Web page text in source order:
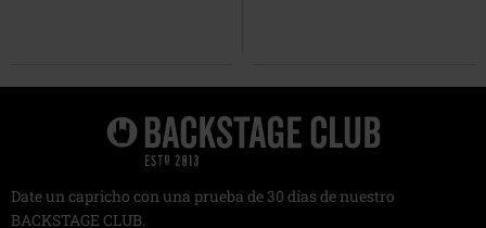
Date un capricho con una prueba de 30 días de nuestro
BACKSTAGE CLUB.